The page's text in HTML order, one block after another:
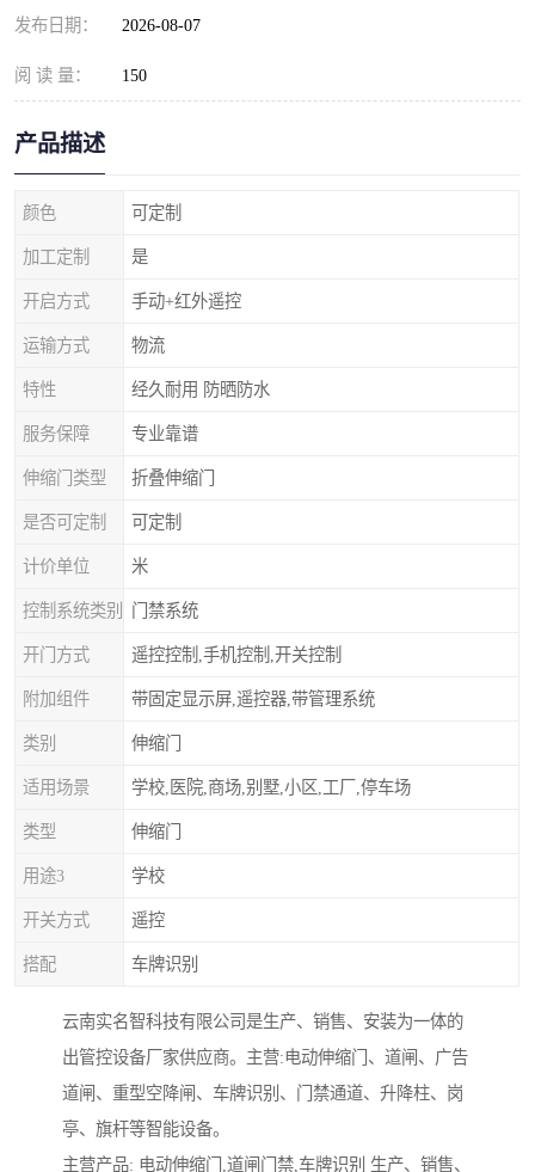
发布日期： 2026-08-07
阅 读 量： 150
产品描述
颜色 可定制
加工定制 是
开启方式 手动+红外遥控
运输方式 物流
特性 经久耐用 防晒防水
服务保障 专业靠谱
伸缩门类型 折叠伸缩门
是否可定制 可定制
计价单位 米
控制系统类别 门禁系统
开门方式 遥控控制,手机控制,开关控制
附加组件 带固定显示屏,遥控器,带管理系统
类别 伸缩门
适用场景 学校,医院,商场,别墅,小区,工厂,停车场
类型 伸缩门
用途3 学校
开关方式 遥控
搭配 车牌识别
云南实名智科技有限公司是生产、销售、安装为一体的
出管控设备厂家供应商。主营:电动伸缩门、道闸、广告
道闸、重型空降闸、车牌识别、门禁通道、升降柱、岗
亭、旗杆等智能设备。
主营产品: 电动伸缩门,道闸门禁,车牌识别 生产、销售、